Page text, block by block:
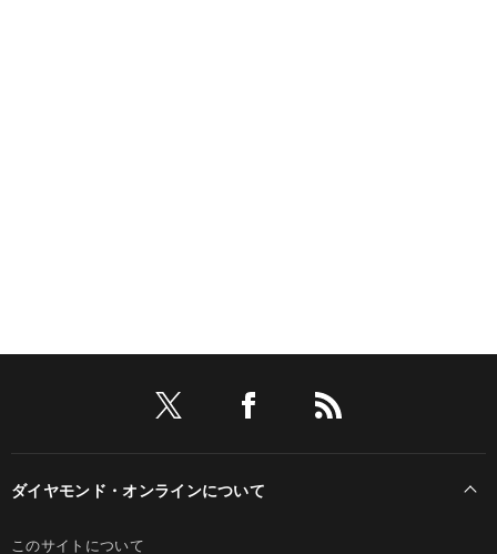
ダイヤモンド・オンラインについて
このサイトについて